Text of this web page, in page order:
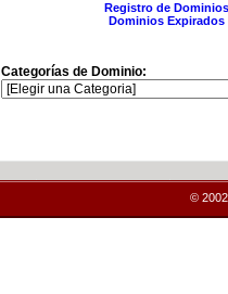
Registro de Dominios
Dominios Expirados
Categorías de Dominio:
©